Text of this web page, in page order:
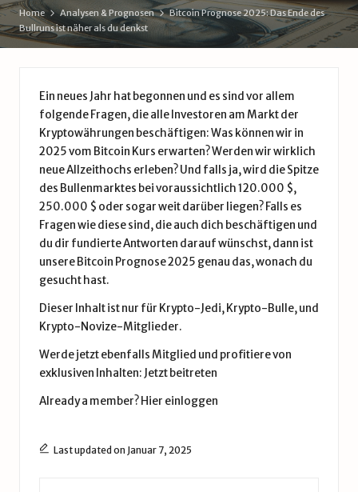
d
e
Home Analysen & Prognosen
Bitcoin Prognose 2025: Das Ende des
Bullruns ist näher als du denkst
Ein neues Jahr hat begonnen und es sind vor allem
folgende Fragen, die alle Investoren am Markt der
Kryptowährungen beschäftigen: Was können wir in
2025 vom Bitcoin Kurs erwarten? Werden wir wirklich
neue Allzeithochs erleben? Und falls ja, wird die Spitze
des Bullenmarktes bei voraussichtlich 120.000 $,
250.000 $ oder sogar weit darüber liegen? Falls es
Fragen wie diese sind, die auch dich beschäftigen und
du dir fundierte Antworten darauf wünschst, dann ist
unsere Bitcoin Prognose 2025 genau das, wonach du
gesucht hast.
Dieser Inhalt ist nur für Krypto-Jedi, Krypto-Bulle, und
Krypto-Novize-Mitglieder.
Werde jetzt ebenfalls Mitglied und profitiere von
exklusiven Inhalten: Jetzt beitreten
Already a member? Hier einloggen
Last updated on Januar 7, 2025